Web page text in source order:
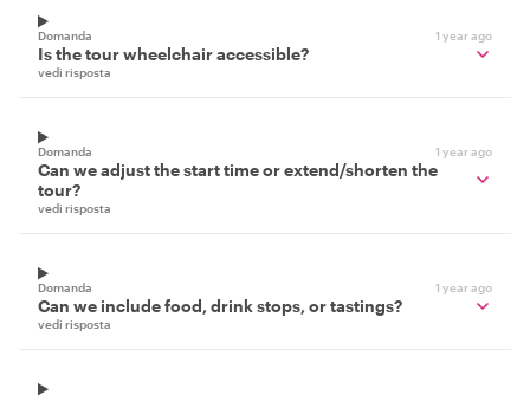
Domanda 1 year ago
Is the tour wheelchair accessible?
vedi risposta
Domanda 1 year ago
Can we adjust the start time or extend/shorten the
tour?
vedi risposta
Domanda 1 year ago
Can we include food, drink stops, or tastings?
vedi risposta